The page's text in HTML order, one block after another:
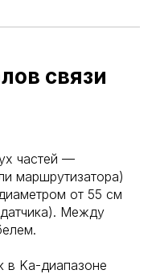
связи
частей —
маршрутизатора)
от 55 см
Между
в Ka-диапазоне